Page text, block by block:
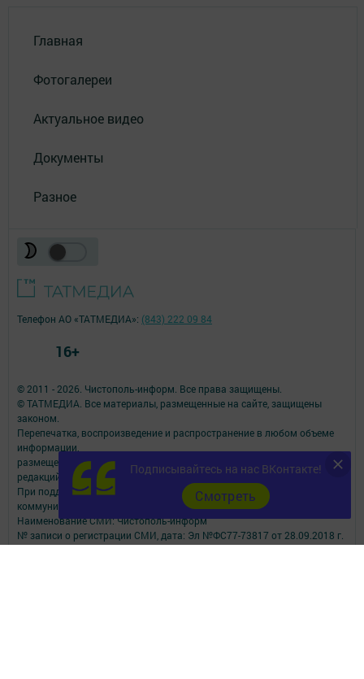
Главная
Фотогалереи
Актуальное видео
Документы
Разное
Подписывайтесь на нас ВКонтакте!
Cмотреть
© 2011 - 2026. Чистополь-информ. Все права защищены.
© ТАТМЕДИА. Все материалы, размещенные на сайте, защищены
законом.
Перепечатка, воспроизведение и распространение в любом объеме
информации,
размещенной на сайте, возможна только с письменного согласия
редакций СМИ.
При поддержке Республиканского агентства по печати и массовым
коммуникациям.
Наименование СМИ: Чистополь-информ
№ записи о регистрации СМИ, дата: Эл №ФС77-73817 от 28.09.2018 г.
СМИ зарегистрированно Федеральной службой по надзору в сфере
Телефон АО «ТАТМЕДИА»: (843) 222 09 84
16+